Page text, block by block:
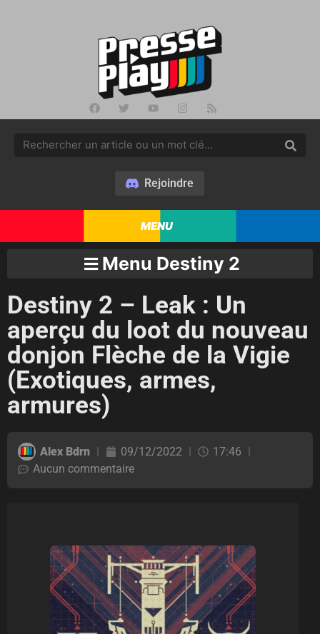
Rejoindre
MENU
Menu Destiny 2
Destiny 2 – Leak : Un
aperçu du loot du nouveau
donjon Flèche de la Vigie
(Exotiques, armes,
armures)
Alex Bdrn 09/12/2022
17:46
Aucun commentaire